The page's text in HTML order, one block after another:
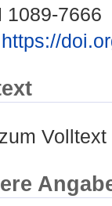
1089-7666
https://